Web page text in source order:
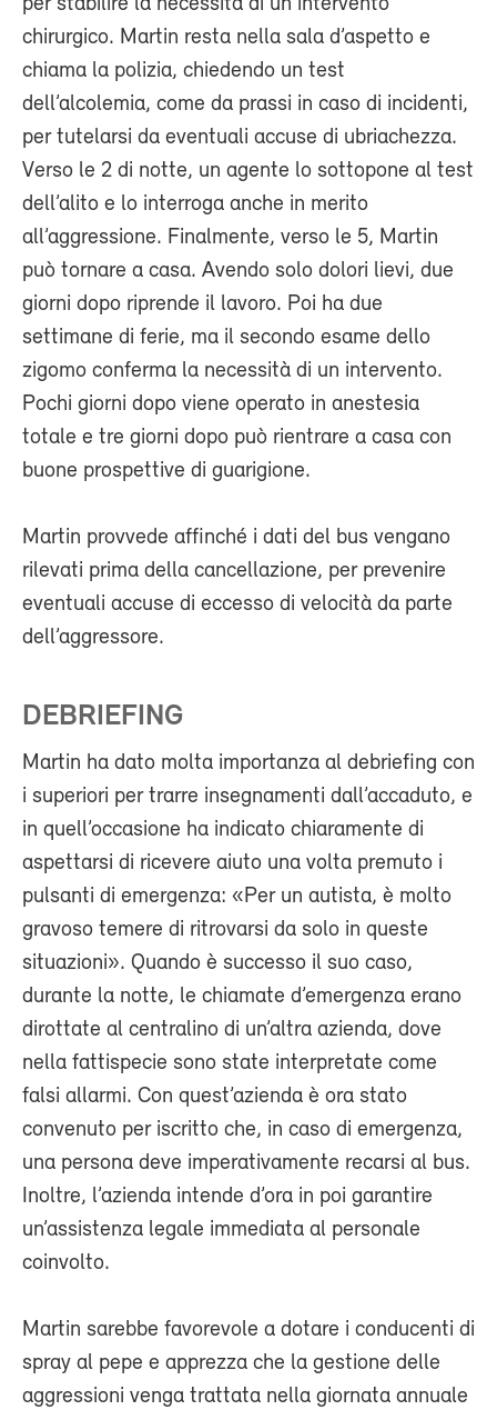
chirurgico. Martin resta nella sala d’aspetto e
chiama la polizia, chiedendo un test
dell’alcolemia, come da prassi in caso di incidenti,
per tutelarsi da eventuali accuse di ubriachezza.
Verso le 2 di notte, un agente lo sottopone al test
dell’alito e lo interroga anche in merito
all’aggressione. Finalmente, verso le 5, Martin
può tornare a casa. Avendo solo dolori lievi, due
giorni dopo riprende il lavoro. Poi ha due
settimane di ferie, ma il secondo esame dello
zigomo conferma la necessità di un intervento.
Pochi giorni dopo viene operato in anestesia
totale e tre giorni dopo può rientrare a casa con
buone prospettive di guarigione.
Martin provvede affinché i dati del bus vengano
rilevati prima della cancellazione, per prevenire
eventuali accuse di eccesso di velocità da parte
dell’aggressore.
DEBRIEFING
Martin ha dato molta importanza al debriefing con
i superiori per trarre insegnamenti dall’accaduto, e
in quell’occasione ha indicato chiaramente di
aspettarsi di ricevere aiuto una volta premuto i
pulsanti di emergenza: «Per un autista, è molto
gravoso temere di ritrovarsi da solo in queste
situazioni». Quando è successo il suo caso,
durante la notte, le chiamate d’emergenza erano
dirottate al centralino di un’altra azienda, dove
nella fattispecie sono state interpretate come
falsi allarmi. Con quest’azienda è ora stato
convenuto per iscritto che, in caso di emergenza,
una persona deve imperativamente recarsi al bus.
Inoltre, l’azienda intende d’ora in poi garantire
un’assistenza legale immediata al personale
coinvolto.
Martin sarebbe favorevole a dotare i conducenti di
spray al pepe e apprezza che la gestione delle
aggressioni venga trattata nella giornata annuale